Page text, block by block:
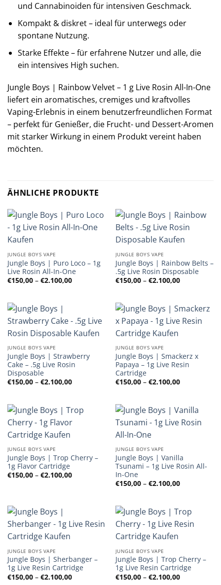
und Cannabinoiden für intensiven Geschmack.
Kompakt & diskret – ideal für unterwegs oder
spontane Nutzung.
Starke Effekte – für erfahrene Nutzer und alle, die
ein intensives High suchen.
Jungle Boys | Rainbow Velvet – 1 g Live Rosin All-In-One
liefert ein aromatisches, cremiges und kraftvolles
Vaping-Erlebnis in einem benutzerfreundlichen Format
– perfekt für Genießer, die Frucht- und Dessert-Aromen
mit starker Wirkung in einem Produkt vereint haben
möchten.
ÄHNLICHE PRODUKTE
JUNGLE BOYS VAPE
Jungle Boys | Puro Loco – 1g
Live Rosin All-In-One
€150,00 – €2.100,00Preisspanne:
€150,00
JUNGLE BOYS VAPE
Jungle Boys | Rainbow Belts –
.5g Live Rosin Disposable
€150,00 – €2.100,00
€150,00
JUNGLE BOYS VAPE
Jungle Boys | Strawberry
Cake – .5g Live Rosin
Disposable
€150,00 – €2.100,00Preisspanne:
€150,00
JUNGLE BOYS VAPE
Jungle Boys | Smackerz x
Papaya – 1g Live Resin
Cartridge
€150,00 – €2.100,00
€150,00
JUNGLE BOYS VAPE
Jungle Boys | Trop Cherry –
1g Flavor Cartridge
€150,00 – €2.100,00Preisspanne:
JUNGLE BOYS VAPE
Jungle Boys | Vanilla
Tsunami – 1g Live Rosin All-
In-One
€150,00 – €2.100,00
JUNGLE BOYS VAPE
Jungle Boys | Sherbanger –
1g Live Resin Cartridge
€150,00 – €2.100,00Preisspanne:
€150,00
JUNGLE BOYS VAPE
Jungle Boys | Trop Cherry –
1g Live Resin Cartridge
€150,00 – €2.100,00
€150,00